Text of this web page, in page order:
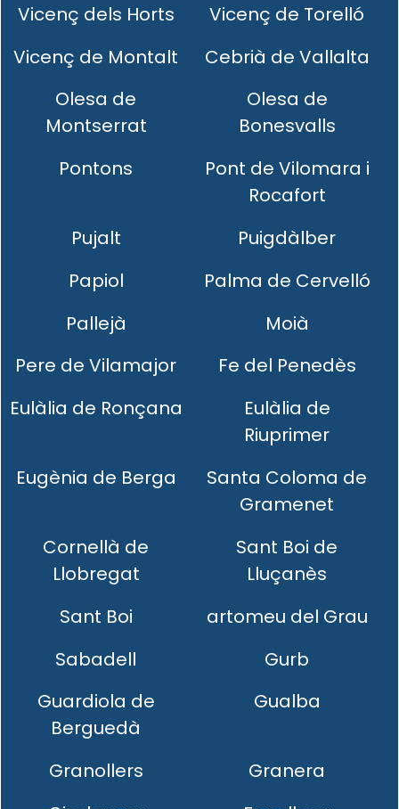
Vicenç dels Horts
Vicenç de Torelló
Vicenç de Montalt
Cebrià de Vallalta
Olesa de
Montserrat
Olesa de
Bonesvalls
Pontons
Pont de Vilomara i
Rocafort
Pujalt
Puigdàlber
Papiol
Palma de Cervelló
Pallejà
Moià
Pere de Vilamajor
Fe del Penedès
Eulàlia de Ronçana
Eulàlia de
Riuprimer
Eugènia de Berga
Santa Coloma de
Gramenet
Cornellà de
Llobregat
Sant Boi de
Lluçanès
Sant Boi
artomeu del Grau
Sabadell
Gurb
Guardiola de
Berguedà
Gualba
Granollers
Granera